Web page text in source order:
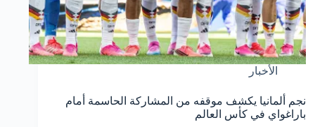
الأخبار
نجم ألمانيا يكشف موقفه من المشاركة الحاسمة أمام
باراغواي في كأس العالم